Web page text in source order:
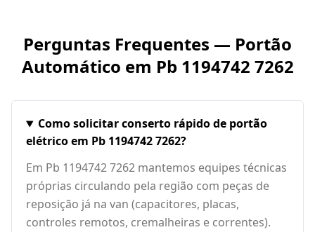
Perguntas Frequentes — Portão
Automático em Pb 1194742 7262
Como solicitar conserto rápido de portão
elétrico em Pb 1194742 7262?
Em Pb 1194742 7262 mantemos equipes técnicas
próprias circulando pela região com peças de
reposição já na van (capacitores, placas,
controles remotos, cremalheiras e correntes).